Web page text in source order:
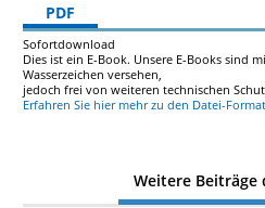
PDF
Sofortdownload
Dies ist ein E-Book. Unsere E-Books sind
Wasserzeichen versehen,
jedoch frei von weiteren technischen
Erfahren Sie hier mehr zu den Datei-
Weitere Beiträge